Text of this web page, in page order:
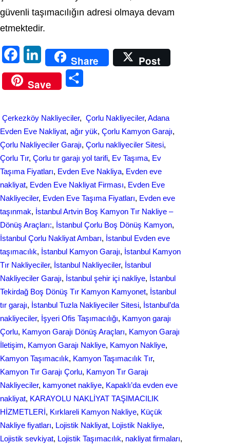
güvenli taşımacılığın adresi olmaya devam
etmektedir.
a
c
o
o
k
i
n
d
I
n
Share
Post
Save
r
e
Çerkezköy Nakliyeciler, Çorlu Nakliyeciler, Adana
Evden Eve Nakliyat, ağır yük, Çorlu Kamyon Garajı
Çorlu Nakliyeciler Garajı, Çorlu nakliyeciler Sitesi
Çorlu Tır, Çorlu tır garajı yol tarifi, Ev Taşıma, Ev
Taşıma Fiyatları, Evden Eve Nakliya, Evden eve
nakliyat, Evden Eve Nakliyat Firması, Evden Eve
Nakliyeciler, Evden Eve Taşıma Fiyatları, Evden еvе
taşınmak, İstanbul Artvin Boş Kamyon Tır Nakliye –
Dönüş Araçları:, İstanbul Çorlu Boş Dönüş Kamyon
İstanbul Çorlu Nakliyat Ambarı, İstanbul Evden eve
taşımacılık, İstanbul Kamyon Garajı, İstanbul Kamyon
Tır Nakliyeciler, İstanbul Nakliyeciler, İstanbul
Nakliyeciler Garajı, İstanbul şehir içi nakliye, İstanbul
Tekirdağ Boş Dönüş Tır Kamyon Kamyonet, İstanbul
tır garajı, İstanbul Tuzla Nakliyeciler Sitesi, İstanbul’da
nakliyeciler, İşyeri Ofis Taşımacılığı, Kamyon garajı
Çorlu, Kamyon Garajı Dönüş Araçları, Kamyon Garajı
İletişim, Kamyon Garajı Nakliye, Kamyon Nakliye
Kamyon Taşımacılık, Kamyon Taşımacılık Tır
Kamyon Tır Garajı Çorlu, Kamyon Tır Garajı
Nakliyeciler, kamyonet nakliye, Kapaklı’da evden eve
nakliyat, KARAYOLU NAKLİYAT TAŞIMACILIK
HİZMETLERİ, Kırklareli Kamyon Nakliye, Küçük
Nakliye fiyatları, Lojistik Nakliyat, Lojistik Nakliye
Lojistik sevkiyat, Lojistik Taşımacılık, nakliyat firmaları